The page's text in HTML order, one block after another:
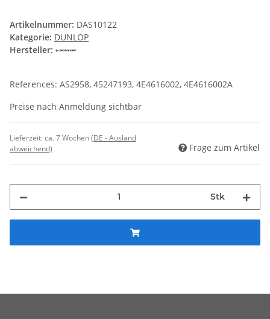
Artikelnummer: DAS10122
Kategorie: DUNLOP
Hersteller:
References: AS2958, 45247193, 4E4616002, 4E4616002A
Preise nach Anmeldung sichtbar
Lieferzeit:ca. 7 Wochen(DE - Ausland
abweichend)
Frage zum Artikel
Stk